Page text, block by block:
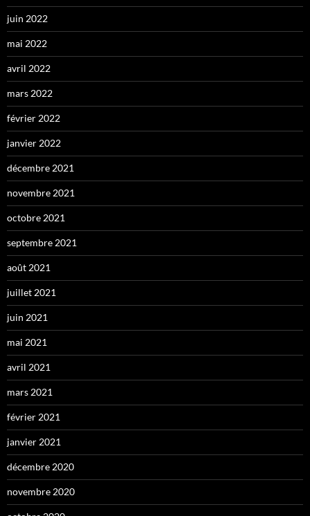
juin 2022
mai 2022
avril 2022
mars 2022
février 2022
janvier 2022
décembre 2021
novembre 2021
octobre 2021
septembre 2021
août 2021
juillet 2021
juin 2021
mai 2021
avril 2021
mars 2021
février 2021
janvier 2021
décembre 2020
novembre 2020